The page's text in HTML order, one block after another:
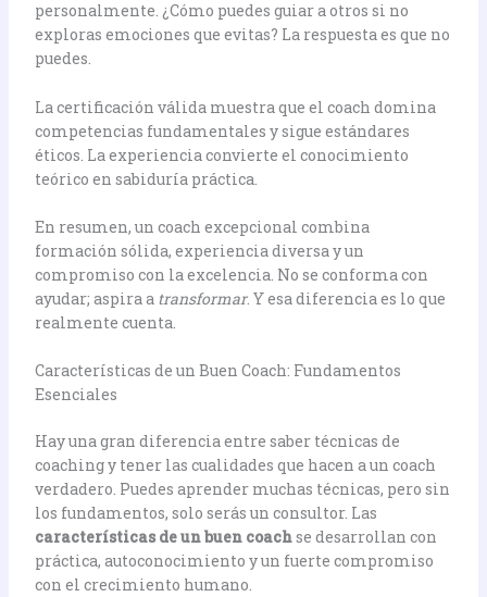
personalmente. ¿Cómo puedes guiar a otros si no
exploras emociones que evitas? La respuesta es que no
puedes.
La certificación válida muestra que el coach domina
competencias fundamentales y sigue estándares
éticos. La experiencia convierte el conocimiento
teórico en sabiduría práctica.
En resumen, un coach excepcional combina
formación sólida, experiencia diversa y un
compromiso con la excelencia. No se conforma con
ayudar; aspira a transformar. Y esa diferencia es lo que
realmente cuenta.
Características de un Buen Coach: Fundamentos
Esenciales
Hay una gran diferencia entre saber técnicas de
coaching y tener las cualidades que hacen a un coach
verdadero. Puedes aprender muchas técnicas, pero sin
los fundamentos, solo serás un consultor. Las
características de un buen coachse desarrollan con
práctica, autoconocimiento y un fuerte compromiso
con el crecimiento humano.